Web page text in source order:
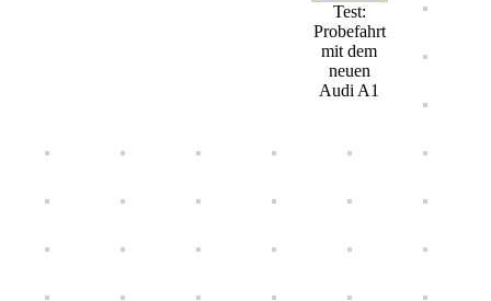
Test:
Probefahrt
mit dem
neuen
Audi A1